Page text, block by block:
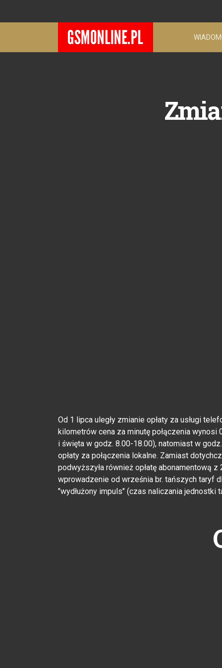
Od 1 lipca uległy zmianie opłaty za usługi
kilometrów cena za minutę połączenia wynosi
i święta w godz. 8.00-18.00), natomiast w
opłaty za połączenia lokalne. Zamiast
podwyższyła również opłatę abonamentową
wprowadzenie od września br. tańszych taryf
"wydłużony impuls" (czas naliczania jednostki